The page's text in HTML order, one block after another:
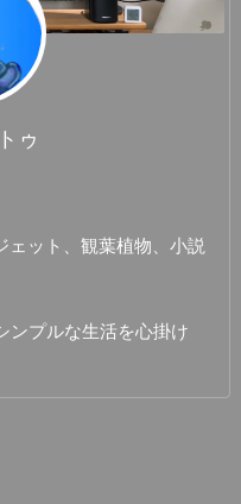
ゥ
ェット、観葉植物、小説
ンプルな生活を心掛け